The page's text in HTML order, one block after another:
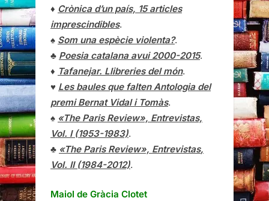
♦ Crònica d’un país, 15 articles
imprescindibles.
♠ Som una espècie violenta?.
♣ Poesia catalana avui 2000-2015.
♦ Tafanejar. Llibreries del món.
♥ Les baules que falten Antologia del
premi Bernat Vidal i Tomàs.
♠ «The Paris Review», Entrevistas,
Vol. I (1953-1983).
♣ «The Paris Review», Entrevistas,
Vol. II (1984-2012).
Maiol de Gràcia Clotet